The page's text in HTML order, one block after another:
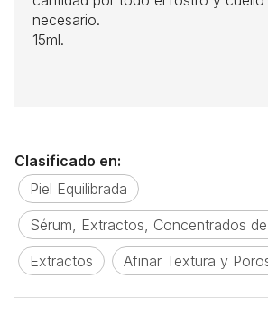
necesario.
15ml.
Clasificado en:
Piel Equilibrada
Sérum, Extractos, Concentrados
Extractos
Afinar Textura y